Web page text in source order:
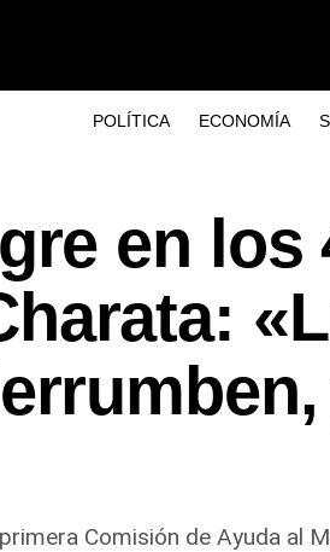
POLÍTICA ECONOMÍA
en los
Comisión de Ayuda al